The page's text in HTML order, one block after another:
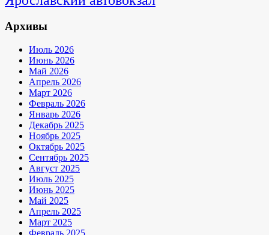
Архивы
Июль 2026
Июнь 2026
Май 2026
Апрель 2026
Март 2026
Февраль 2026
Январь 2026
Декабрь 2025
Ноябрь 2025
Октябрь 2025
Сентябрь 2025
Август 2025
Июль 2025
Июнь 2025
Май 2025
Апрель 2025
Март 2025
Февраль 2025